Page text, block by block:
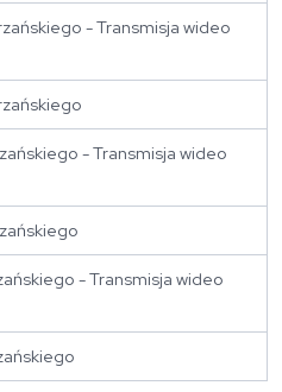
- Transmisja wideo
- Transmisja wideo
- Transmisja wideo